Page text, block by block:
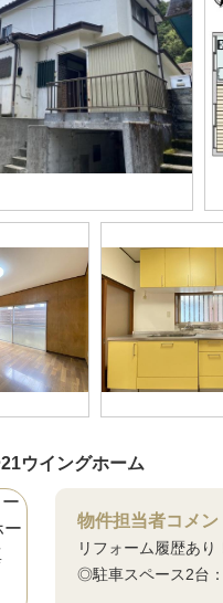
ウイングホーム
物件担当者コメン
リフォーム履歴あ
◎駐車スペース2台